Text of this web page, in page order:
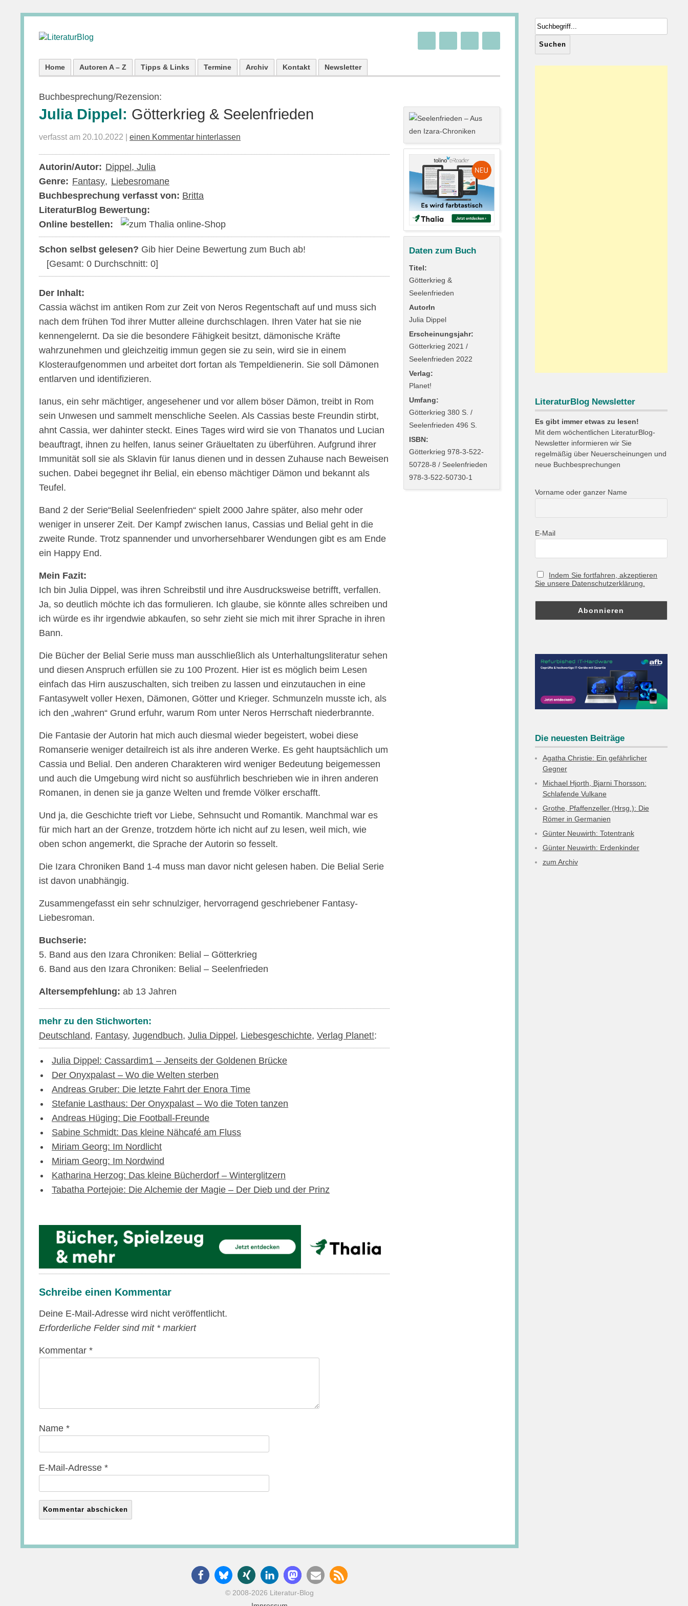
Home Autoren A – Z Tipps & Links Termine Archiv Kontakt Newsletter
Buchbesprechung/Rezension:
Julia Dippel: Götterkrieg & Seelenfrieden
verfasst am 20.10.2022 |einen Kommentar hinterlassen
Autorin/Autor: Dippel, Julia
Genre: Fantasy
Liebesromane
Buchbesprechung verfasst von: Britta
LiteraturBlog Bewertung:
Online bestellen:
Schon selbst gelesen? Gib hier Deine Bewertung zum Buch ab!
[Gesamt:0 Durchschnitt:0]
Der Inhalt:
Cassia wächst im antiken Rom zur Zeit von Neros Regentschaft auf und muss sich
nach dem frühen Tod ihrer Mutter alleine durchschlagen. Ihren Vater hat sie nie
kennengelernt. Da sie die besondere Fähigkeit besitzt, dämonische Kräfte
wahrzunehmen und gleichzeitig immun gegen sie zu sein, wird sie in einem
Klosteraufgenommen und arbeitet dort fortan als Tempeldienerin. Sie soll Dämonen
entlarven und identifizieren.
Ianus, ein sehr mächtiger, angesehener und vor allem böser Dämon, treibt in Rom
sein Unwesen und sammelt menschliche Seelen. Als Cassias beste Freundin stirbt,
ahnt Cassia, wer dahinter steckt. Eines Tages wird wird sie von Thanatos und Lucian
beauftragt, ihnen zu helfen, Ianus seiner Gräueltaten zu überführen. Aufgrund ihrer
Immunität soll sie als Sklavin für Ianus dienen und in dessen Zuhause nach Beweisen
suchen. Dabei begegnet ihr Belial, ein ebenso mächtiger Dämon und bekannt als
Teufel.
Band 2 der Serie“Belial Seelenfrieden“ spielt 2000 Jahre später, also mehr oder
weniger in unserer Zeit. Der Kampf zwischen Ianus, Cassias und Belial geht in die
zweite Runde. Trotz spannender und unvorhersehbarer Wendungen gibt es am Ende
ein Happy End.
Mein Fazit:
Ich bin Julia Dippel, was ihren Schreibstil und ihre Ausdrucksweise betrifft, verfallen.
Ja, so deutlich möchte ich das formulieren. Ich glaube, sie könnte alles schreiben und
ich würde es ihr irgendwie abkaufen, so sehr zieht sie mich mit ihrer Sprache in ihren
Bann.
Die Bücher der Belial Serie muss man ausschließlich als Unterhaltungsliteratur sehen
und diesen Anspruch erfüllen sie zu 100 Prozent. Hier ist es möglich beim Lesen
einfach das Hirn auszuschalten, sich treiben zu lassen und einzutauchen in eine
Fantasywelt voller Hexen, Dämonen, Götter und Krieger. Schmunzeln musste ich, als
ich den „wahren“ Grund erfuhr, warum Rom unter Neros Herrschaft niederbrannte.
Die Fantasie der Autorin hat mich auch diesmal wieder begeistert, wobei diese
Romanserie weniger detailreich ist als ihre anderen Werke. Es geht hauptsächlich um
Cassia und Belial. Den anderen Charakteren wird weniger Bedeutung beigemessen
und auch die Umgebung wird nicht so ausführlich beschrieben wie in ihren anderen
Romanen, in denen sie ja ganze Welten und fremde Völker erschafft.
Und ja, die Geschichte trieft vor Liebe, Sehnsucht und Romantik. Manchmal war es
für mich hart an der Grenze, trotzdem hörte ich nicht auf zu lesen, weil mich, wie
oben schon angemerkt, die Sprache der Autorin so fesselt.
Die Izara Chroniken Band 1-4 muss man davor nicht gelesen haben. Die Belial Serie
ist davon unabhängig.
Zusammengefasst ein sehr schnulziger, hervorragend geschriebener Fantasy-
Liebesroman.
Buchserie:
5. Band aus den Izara Chroniken: Belial – Götterkrieg
6. Band aus den Izara Chroniken: Belial – Seelenfrieden
Altersempfehlung: ab 13 Jahren
mehr zu den Stichworten:
Deutschland, Fantasy,Jugendbuch,Julia Dippel , Liebesgeschichte,Verlag Planet!:
Julia Dippel: Cassardim1 – Jenseits der Goldenen Brücke
Der Onyxpalast – Wo die Welten sterben
Andreas Gruber: Die letzte Fahrt der Enora Time
Stefanie Lasthaus: Der Onyxpalast – Wo die Toten tanzen
Andreas Hüging: Die Football-Freunde
Sabine Schmidt: Das kleine Nähcafé am Fluss
Miriam Georg: Im Nordlicht
Miriam Georg: Im Nordwind
Katharina Herzog: Das kleine Bücherdorf – Winterglitzern
Tabatha Portejoie: Die Alchemie der Magie – Der Dieb und der Prinz
Schreibe einen Kommentar
Deine E-Mail-Adresse wird nicht veröffentlicht.
Erforderliche Felder sind mit *markiert
Kommentar*
Name*
E-Mail-Adresse*
Daten zum Buch
Titel:
Götterkrieg &
Seelenfrieden
AutorIn
Julia Dippel
Erscheinungsjahr:
Götterkrieg 2021 /
Seelenfrieden 2022
Verlag:
Planet!
Umfang:
Götterkrieg 380 S. /
Seelenfrieden 496 S.
ISBN:
Götterkrieg 978-3-522-
50728-8 / Seelenfrieden
978-3-522-50730-1
LiteraturBlog Newsletter
Es gibt immer etwas zu lesen!
Mit dem wöchentlichen LiteraturBlog-
Newsletter informieren wir Sie
regelmäßig über Neuerscheinungen und
neue Buchbesprechungen
Vorname oder ganzer Name
E-Mail
Indem Sie fortfahren, akzeptieren
Sie unsere Datenschutzerklärung.
Die neuesten Beiträge
Agatha Christie: Ein gefährlicher
Gegner
Michael Hjorth, Bjarni Thorsson:
Schlafende Vulkane
Grothe, Pfaffenzeller (Hrsg.): Die
Römer in Germanien
Günter Neuwirth: Totentrank
Günter Neuwirth: Erdenkinder
zum Archiv
© 2008-2026 Literatur-Blog